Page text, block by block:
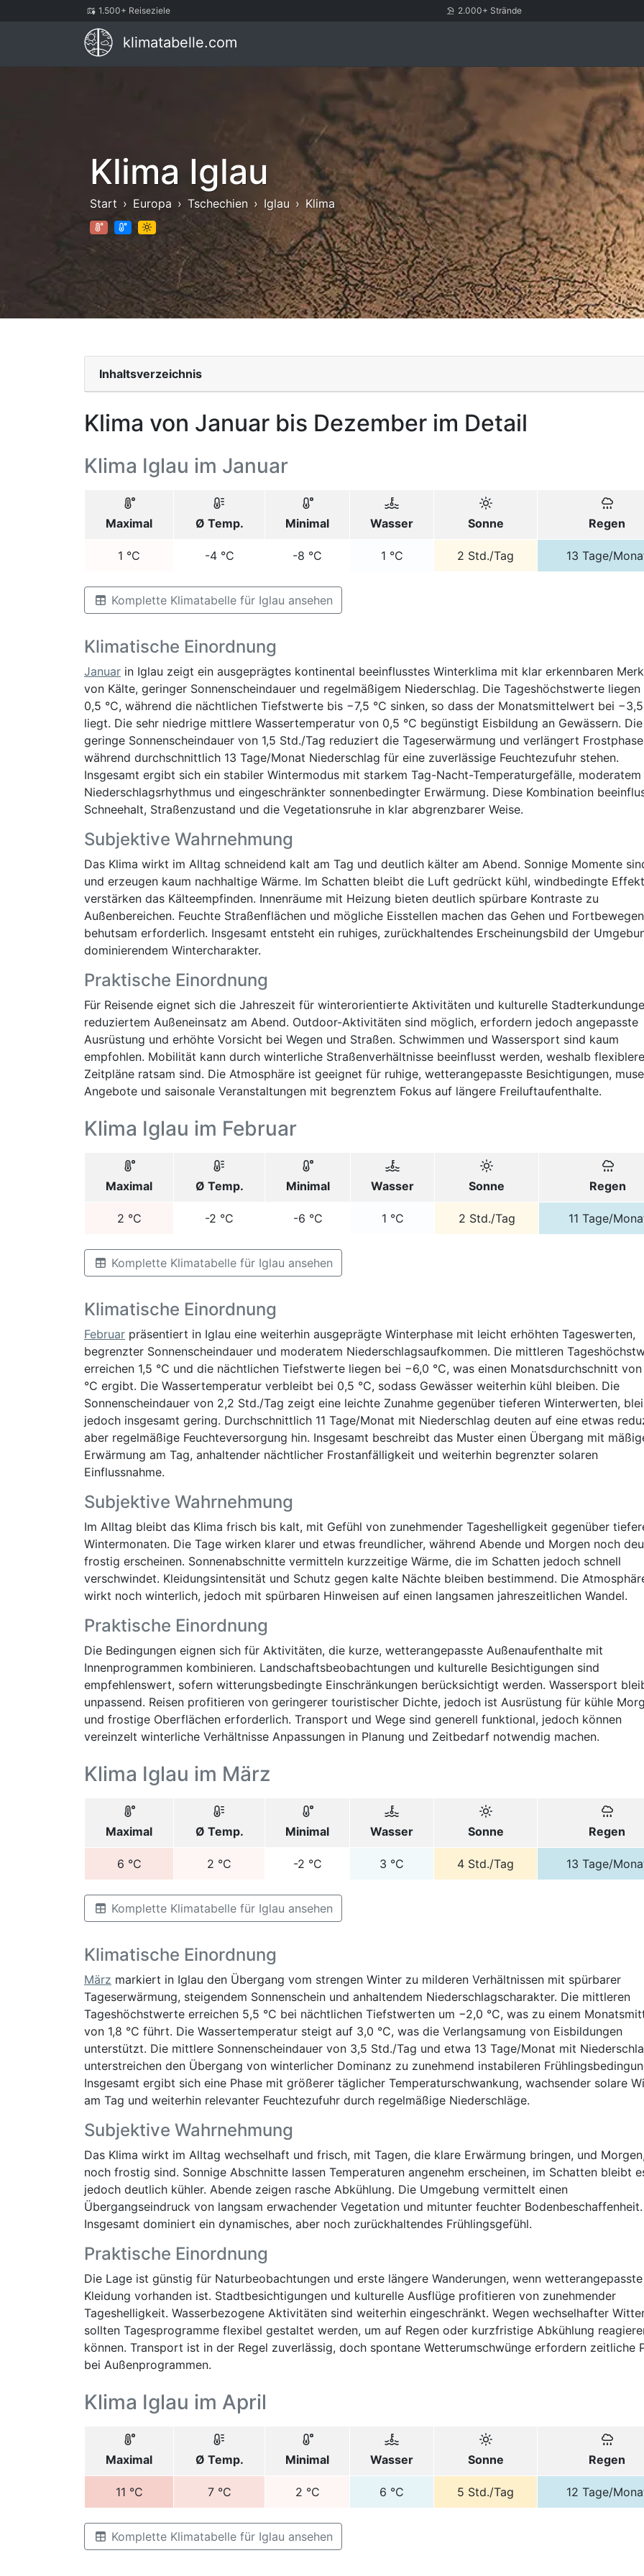
1.500+ Reiseziele 2.000+ Strände
klimatabelle.com
Klima Iglau
Start Europa Tschechien Iglau Klima
Inhaltsverzeichnis
Klima von Januar bis Dezember im Detail
Klima Iglau im Januar
Maximal Ø Temp. Minimal Wasser Sonne Regen
1 °C -4 °C -8 °C 1 °C 2 Std./Tag 13 Tage/
Komplette Klimatabelle für Iglau ansehen
Klimatische Einordnung
Januar in Iglau zeigt ein ausgeprägtes kontinental beeinflusstes Winterklima mit klar erkennbaren
von Kälte, geringer Sonnenscheindauer und regelmäßigem Niederschlag. Die Tageshöchstwerte liegen
0,5 °C, während die nächtlichen Tiefstwerte bis −7,5 °C sinken, so dass der Monatsmittelwert bei −3,5
liegt. Die sehr niedrige mittlere Wassertemperatur von 0,5 °C begünstigt Eisbildung an Gewässern. Die
geringe Sonnenscheindauer von 1,5 Std./Tag reduziert die Tageserwärmung und verlängert
während durchschnittlich 13 Tage/Monat Niederschlag für eine zuverlässige Feuchtezufuhr stehen.
Insgesamt ergibt sich ein stabiler Wintermodus mit starkem Tag-Nacht-Temperaturgefälle, moderatem
Niederschlagsrhythmus und eingeschränkter sonnenbedingter Erwärmung. Diese Kombination
Schneehalt, Straßenzustand und die Vegetationsruhe in klar abgrenzbarer Weise.
Subjektive Wahrnehmung
Das Klima wirkt im Alltag schneidend kalt am Tag und deutlich kälter am Abend. Sonnige Momente
und erzeugen kaum nachhaltige Wärme. Im Schatten bleibt die Luft gedrückt kühl, windbedingte
verstärken das Kälteempfinden. Innenräume mit Heizung bieten deutlich spürbare Kontraste zu
Außenbereichen. Feuchte Straßenflächen und mögliche Eisstellen machen das Gehen und Fortbewegen
behutsam erforderlich. Insgesamt entsteht ein ruhiges, zurückhaltendes Erscheinungsbild der
dominierendem Wintercharakter.
Praktische Einordnung
Für Reisende eignet sich die Jahreszeit für winterorientierte Aktivitäten und kulturelle
reduziertem Außeneinsatz am Abend. Outdoor-Aktivitäten sind möglich, erfordern jedoch angepasste
Ausrüstung und erhöhte Vorsicht bei Wegen und Straßen. Schwimmen und Wassersport sind kaum
empfohlen. Mobilität kann durch winterliche Straßenverhältnisse beeinflusst werden, weshalb flexiblere
Zeitpläne ratsam sind. Die Atmosphäre ist geeignet für ruhige, wetterangepasste Besichtigungen,
Angebote und saisonale Veranstaltungen mit begrenztem Fokus auf längere Freiluftaufenthalte.
Klima Iglau im Februar
Maximal Ø Temp. Minimal Wasser Sonne Regen
2 °C -2 °C -6 °C 1 °C 2 Std./Tag 11 Tage/
Komplette Klimatabelle für Iglau ansehen
Klimatische Einordnung
Februar präsentiert in Iglau eine weiterhin ausgeprägte Winterphase mit leicht erhöhten Tageswerten,
begrenzter Sonnenscheindauer und moderatem Niederschlagsaufkommen. Die mittleren
erreichen 1,5 °C und die nächtlichen Tiefstwerte liegen bei −6,0 °C, was einen Monatsdurchschnitt
°C ergibt. Die Wassertemperatur verbleibt bei 0,5 °C, sodass Gewässer weiterhin kühl bleiben. Die
Sonnenscheindauer von 2,2 Std./Tag zeigt eine leichte Zunahme gegenüber tieferen Winterwerten,
jedoch insgesamt gering. Durchschnittlich 11 Tage/Monat mit Niederschlag deuten auf eine etwas
aber regelmäßige Feuchteversorgung hin. Insgesamt beschreibt das Muster einen Übergang mit
Erwärmung am Tag, anhaltender nächtlicher Frostanfälligkeit und weiterhin begrenzter solaren
Einflussnahme.
Subjektive Wahrnehmung
Im Alltag bleibt das Klima frisch bis kalt, mit Gefühl von zunehmender Tageshelligkeit gegenüber
Wintermonaten. Die Tage wirken klarer und etwas freundlicher, während Abende und Morgen noch
frostig erscheinen. Sonnenabschnitte vermitteln kurzzeitige Wärme, die im Schatten jedoch schnell
verschwindet. Kleidungsintensität und Schutz gegen kalte Nächte bleiben bestimmend. Die
wirkt noch winterlich, jedoch mit spürbaren Hinweisen auf einen langsamen jahreszeitlichen Wandel.
Praktische Einordnung
Die Bedingungen eignen sich für Aktivitäten, die kurze, wetterangepasste Außenaufenthalte mit
Innenprogrammen kombinieren. Landschaftsbeobachtungen und kulturelle Besichtigungen sind
empfehlenswert, sofern witterungsbedingte Einschränkungen berücksichtigt werden. Wassersport
unpassend. Reisen profitieren von geringerer touristischer Dichte, jedoch ist Ausrüstung für kühle
und frostige Oberflächen erforderlich. Transport und Wege sind generell funktional, jedoch können
vereinzelt winterliche Verhältnisse Anpassungen in Planung und Zeitbedarf notwendig machen.
Klima Iglau im März
Maximal Ø Temp. Minimal Wasser Sonne Regen
6 °C 2 °C -2 °C 3 °C 4 Std./Tag 13 Tage/
Komplette Klimatabelle für Iglau ansehen
Klimatische Einordnung
März markiert in Iglau den Übergang vom strengen Winter zu milderen Verhältnissen mit spürbarer
Tageserwärmung, steigendem Sonnenschein und anhaltendem Niederschlagscharakter. Die mittleren
Tageshöchstwerte erreichen 5,5 °C bei nächtlichen Tiefstwerten um −2,0 °C, was zu einem
von 1,8 °C führt. Die Wassertemperatur steigt auf 3,0 °C, was die Verlangsamung von Eisbildungen
unterstützt. Die mittlere Sonnenscheindauer von 3,5 Std./Tag und etwa 13 Tage/Monat mit
unterstreichen den Übergang von winterlicher Dominanz zu zunehmend instabileren
Insgesamt ergibt sich eine Phase mit größerer täglicher Temperaturschwankung, wachsender solare
am Tag und weiterhin relevanter Feuchtezufuhr durch regelmäßige Niederschläge.
Subjektive Wahrnehmung
Das Klima wirkt im Alltag wechselhaft und frisch, mit Tagen, die klare Erwärmung bringen, und
noch frostig sind. Sonnige Abschnitte lassen Temperaturen angenehm erscheinen, im Schatten bleibt
jedoch deutlich kühler. Abende zeigen rasche Abkühlung. Die Umgebung vermittelt einen
Übergangseindruck von langsam erwachender Vegetation und mitunter feuchter Bodenbeschaffenheit.
Insgesamt dominiert ein dynamisches, aber noch zurückhaltendes Frühlingsgefühl.
Praktische Einordnung
Die Lage ist günstig für Naturbeobachtungen und erste längere Wanderungen, wenn wetterangepasste
Kleidung vorhanden ist. Stadtbesichtigungen und kulturelle Ausflüge profitieren von zunehmender
Tageshelligkeit. Wasserbezogene Aktivitäten sind weiterhin eingeschränkt. Wegen wechselhafter
sollten Tagesprogramme flexibel gestaltet werden, um auf Regen oder kurzfristige Abkühlung
können. Transport ist in der Regel zuverlässig, doch spontane Wetterumschwünge erfordern zeitliche
bei Außenprogrammen.
Klima Iglau im April
Maximal Ø Temp. Minimal Wasser Sonne Regen
11 °C 7 °C 2 °C 6 °C 5 Std./Tag 12 Tage/
Komplette Klimatabelle für Iglau ansehen